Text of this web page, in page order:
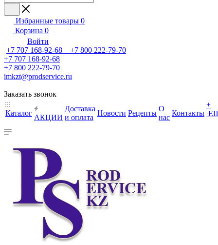
Избранные товары 0
Корзина 0
Войти
+7 707 168-92-68 +7 800 222-79-70
+7 707 168-92-68
+7 800 222-79-70
imkzt@prodservice.ru
Заказать звонок
Каталог
АКЦИИ
Доставка
и оплата
Новости Рецепты
О
нас
Контакты
+